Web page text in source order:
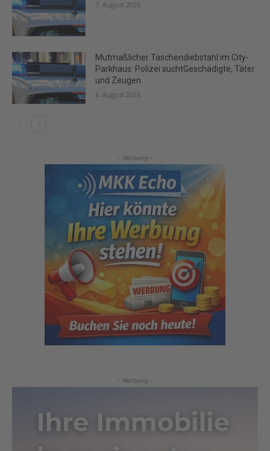
7. August 2026
Mutmaßlicher Taschendiebstahl im City-
Parkhaus: Polizei suchtGeschädigte, Täter
und Zeugen
6. August 2026
- Werbung -
- Werbung -